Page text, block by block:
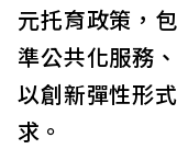
元托育政策，
準公共化服務
以創新彈性形
求。